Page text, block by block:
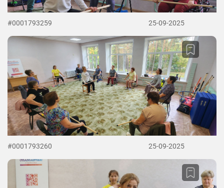
#0001793259 25-09-2025
#0001793260 25-09-2025